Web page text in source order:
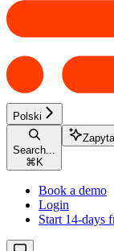
Polski
Search...
⌘ K
Book a demo
Login
Start 14-days